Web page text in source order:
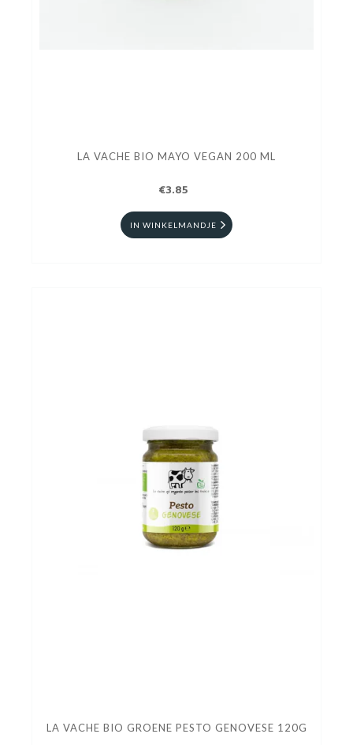
LA VACHE BIO MAYO VEGAN 200 ML
€3.85
IN WINKELMANDJE
LA VACHE BIO GROENE PESTO GENOVESE 120G